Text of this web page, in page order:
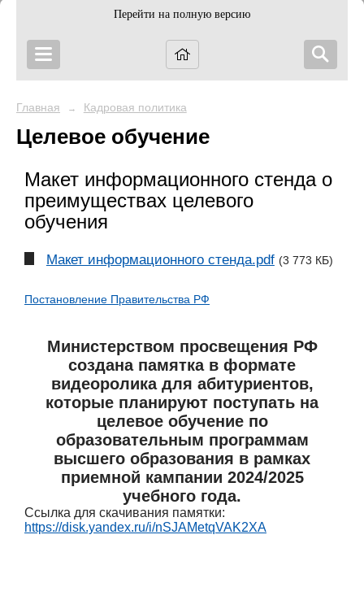
Перейти на полную версию
Главная → Кадровая политика
Целевое обучение
Макет информационного стенда о
преимуществах целевого
обучения
Макет информационного стенда.pdf (3 773 КБ)
Постановление Правительства РФ
Министерством просвещения РФ
создана памятка в формате
видеоролика для абитуриентов,
которые планируют поступать на
целевое обучение по
образовательным программам
высшего образования в рамках
приемной кампании 2024/2025
учебного года.
Ссылка для скачивания памятки:
https://disk.yandex.ru/i/nSJAMetqVAK2XA